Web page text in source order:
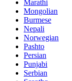
Marathi
Mongolian
Burmese
Nepali
Norwegian
Pashto
Persian
Punjabi
Serbian